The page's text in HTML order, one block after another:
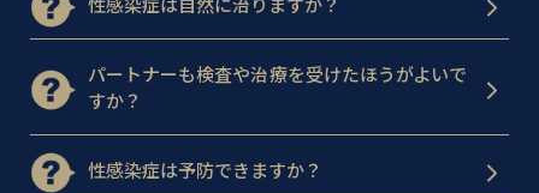
性感染症は自然に治りますか？
パートナーも検査や治療を受けたほうがよいで
すか？
性感染症は予防できますか？